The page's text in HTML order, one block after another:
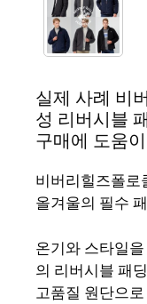
실제 사례 비
성 리버시블
구매에 도움
비버리힐즈폴로
올겨울의 필수
온기와 스타일
의 리버시블 패
고품질 원단으